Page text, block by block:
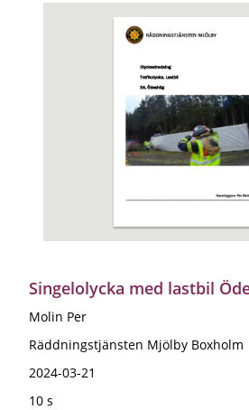
Singelolycka med lastbil
Molin Per
Räddningstjänsten Mjölby Boxholm
2024-03-21
10 s